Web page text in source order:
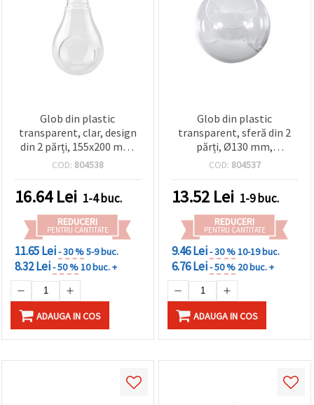
Glob din plastic
transparent, clar, design
din 2 părți, 155x200 mm,
deschidere 55 mm
COD: 804538
16.64Lei 1-4 buc.
REDUCERI
PENTRU CANTITATE
11.65 Lei- 30 %5-9 buc.
8.32 Lei- 50 %10 buc. +
ADAUGA IN COS
Glob din plastic
transparent, sferă din 2
părți, Ø130 mm,
deschidere 75 mm
COD: 804537
13.52 Lei 1-9 buc.
REDUCERI
PENTRU CANTITATE
9.46 Lei- 30 %10-19 buc.
6.76 Lei- 50 % 20 buc. +
ADAUGA IN COS